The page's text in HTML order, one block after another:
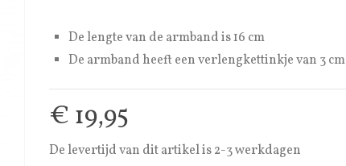
De lengte van de armband is 16 cm
De armband heeft een verlengkettinkje van 3 cm
€ 19,95
De levertijd van dit artikel is 2-3 werkdagen